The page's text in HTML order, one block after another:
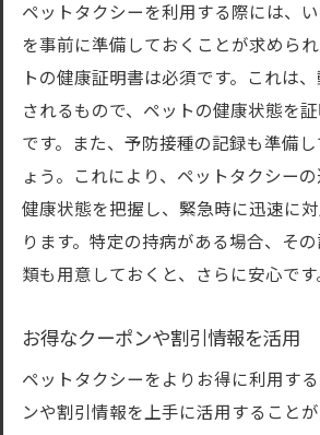
ペットタクシーを利用する際には、
を事前に準備しておくことが求めら
トの健康証明書は必須です。これは
されるもので、ペットの健康状態を
です。また、予防接種の記録も準備
ょう。これにより、ペットタクシー
健康状態を把握し、緊急時に迅速に
ります。特定の持病がある場合、そ
類も用意しておくと、さらに安心です
お得なクーポンや割引情報を活用
ペットタクシーをよりお得に利用す
ンや割引情報を上手に活用すること